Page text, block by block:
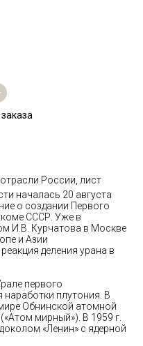
России, лист
началась 20 августа
о создании Первого
СССР. Уже в
И.В. Курчатова в Москве
и Азии
деления урана в
первого
плутония. В
Обнинской атомной
мирный»). В 1959 г.
«Ленин» с ядерной